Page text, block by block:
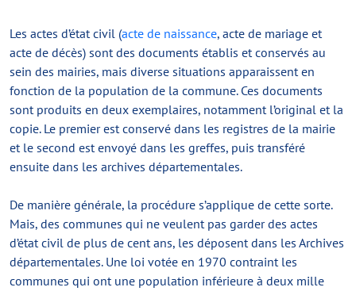
Les actes d’état civil (acte de naissance, acte de mariage et
acte de décès) sont des documents établis et conservés au
sein des mairies, mais diverse situations apparaissent en
fonction de la population de la commune. Ces documents
sont produits en deux exemplaires, notamment l’original et la
copie. Le premier est conservé dans les registres de la mairie
et le second est envoyé dans les greffes, puis transféré
ensuite dans les archives départementales.
De manière générale, la procédure s’applique de cette sorte.
Mais, des communes qui ne veulent pas garder des actes
d’état civil de plus de cent ans, les déposent dans les Archives
départementales. Une loi votée en 1970 contraint les
communes qui ont une population inférieure à deux mille